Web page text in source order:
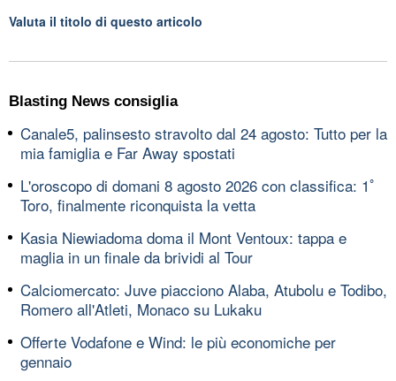
Valuta il titolo di questo articolo
Blasting News consiglia
Canale5, palinsesto stravolto dal 24 agosto: Tutto per la
mia famiglia e Far Away spostati
L'oroscopo di domani 8 agosto 2026 con classifica: 1ﾟ
Toro, finalmente riconquista la vetta
Kasia Niewiadoma doma il Mont Ventoux: tappa e
maglia in un finale da brividi al Tour
Calciomercato: Juve piacciono Alaba, Atubolu e Todibo,
Romero all'Atleti, Monaco su Lukaku
Offerte Vodafone e Wind: le più economiche per
gennaio